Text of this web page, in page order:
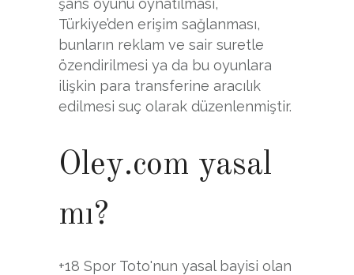
şans oyunu oynatılması,
Türkiye’den erişim sağlanması,
bunların reklam ve sair suretle
özendirilmesi ya da bu oyunlara
ilişkin para transferine aracılık
edilmesi suç olarak düzenlenmiştir.
Oley.com yasal
mı?
+18 Spor Toto'nun yasal bayisi olan